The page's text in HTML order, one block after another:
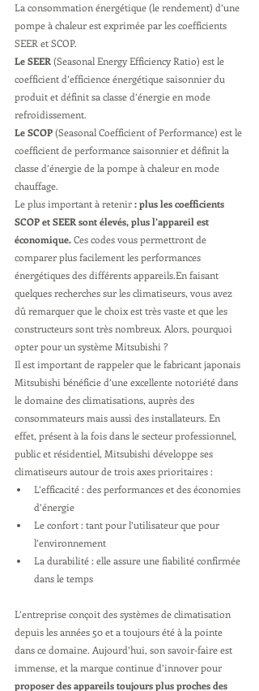
La consommation énergétique (le rendement) d’une
pompe à chaleur est exprimée par les coefficients
SEER et SCOP.
Le SEER (Seasonal Energy Efficiency Ratio) est le
coefficient d’efficience énergétique saisonnier du
produit et définit sa classe d’énergie en mode
refroidissement.
Le SCOP (Seasonal Coefficient of Performance) est le
coefficient de performance saisonnier et définit la
classe d’énergie de la pompe à chaleur en mode
chauffage.
Le plus important à retenir : plus les coefficients
SCOP et SEER sont élevés, plus l’appareil est
économique. Ces codes vous permettront de
comparer plus facilement les performances
énergétiques des différents appareils.En faisant
quelques recherches sur les climatiseurs, vous avez
dû remarquer que le choix est très vaste et que les
constructeurs sont très nombreux. Alors, pourquoi
opter pour un système Mitsubishi ?
Il est important de rappeler que le fabricant japonais
Mitsubishi bénéficie d’une excellente notoriété dans
le domaine des climatisations, auprès des
consommateurs mais aussi des installateurs. En
effet, présent à la fois dans le secteur professionnel,
public et résidentiel, Mitsubishi développe ses
climatiseurs autour de trois axes prioritaires :
L’efficacité : des performances et des économies
d’énergie
Le confort : tant pour l’utilisateur que pour
l’environnement
La durabilité : elle assure une fiabilité confirmée
dans le temps
L’entreprise conçoit des systèmes de climatisation
depuis les années 50 et a toujours été à la pointe
dans ce domaine. Aujourd’hui, son savoir-faire est
immense, et la marque continue d’innover pour
proposer des appareils toujours plus proches des